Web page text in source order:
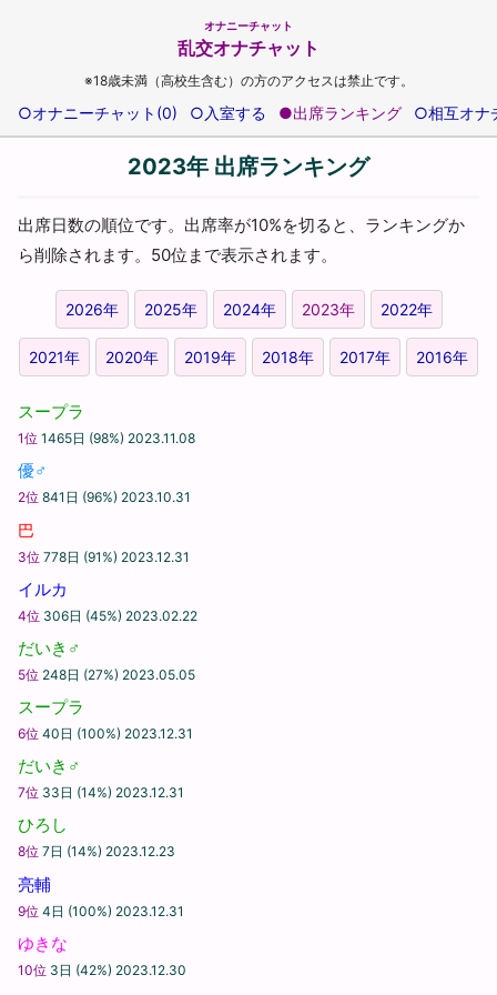
オナニーチャット
乱交オナチャット
※18歳未満（高校生含む）の方のアクセスは禁止です。
○オナニーチャット(0) ○入室する ●出席ランキング ○相互オナ
2023年 出席ランキング
出席日数の順位です。出席率が10%を切ると、ランキングか
ら削除されます。50位まで表示されます。
2026年 2025年 2024年 2023年 2022年
2021年 2020年 2019年 2018年 2017年 2016年
スープラ
1位 1465日 (98%) 2023.11.08
優♂
2位 841日 (96%) 2023.10.31
巴
3位 778日 (91%) 2023.12.31
イルカ
4位 306日 (45%) 2023.02.22
だいき♂
5位 248日 (27%) 2023.05.05
スープラ
6位 40日 (100%) 2023.12.31
だいき♂
7位 33日 (14%) 2023.12.31
ひろし
8位 7日 (14%) 2023.12.23
亮輔
9位 4日 (100%) 2023.12.31
ゆきな
10位 3日 (42%) 2023.12.30